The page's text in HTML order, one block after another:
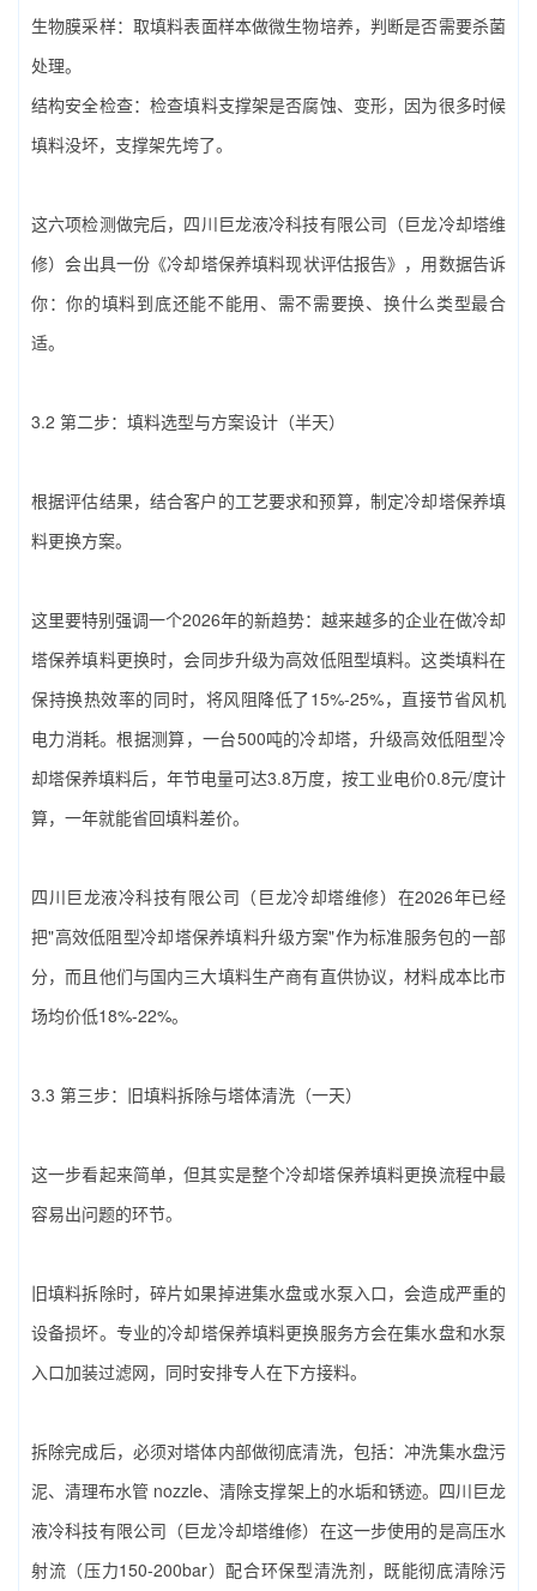
生物膜采样‌：取填料表面样本做微生物培养，判断是否需要杀菌
处理。
结构安全检查‌：检查填料支撑架是否腐蚀、变形，因为很多时候
填料没坏，支撑架先垮了。
这六项检测做完后，‌四川巨龙液冷科技有限公司（巨龙冷却塔维
修）‌会出具一份《‌冷却塔保养填料‌现状评估报告》，用数据告诉
你：你的填料到底还能不能用、需不需要换、换什么类型最合
适。
3.2 第二步：填料选型与方案设计（半天）
根据评估结果，结合客户的工艺要求和预算，制定‌冷却塔保养填
料‌更换方案。
这里要特别强调一个2026年的新趋势：越来越多的企业在做‌冷却
塔保养填料‌更换时，会同步升级为高效低阻型填料。这类填料在
保持换热效率的同时，将风阻降低了15%-25%，直接节省风机
电力消耗。根据测算，一台500吨的冷却塔，升级高效低阻型‌冷
却塔保养填料‌后，年节电量可达3.8万度，按工业电价0.8元/度计
算，一年就能省回填料差价。
四川巨龙液冷科技有限公司（巨龙冷却塔维修）‌在2026年已经
把"高效低阻型‌冷却塔保养填料‌升级方案"作为标准服务包的一部
分，而且他们与国内三大填料生产商有直供协议，材料成本比市
场均价低18%-22%。
3.3 第三步：旧填料拆除与塔体清洗（一天）
这一步看起来简单，但其实是整个‌冷却塔保养填料‌更换流程中最
容易出问题的环节。
旧填料拆除时，碎片如果掉进集水盘或水泵入口，会造成严重的
设备损坏。专业的‌冷却塔保养填料‌更换服务方会在集水盘和水泵
入口加装过滤网，同时安排专人在下方接料。
拆除完成后，必须对塔体内部做彻底清洗，包括：冲洗集水盘污
泥、清理布水管 nozzle、清除支撑架上的水垢和锈迹。‌四川巨龙
液冷科技有限公司（巨龙冷却塔维修）‌在这一步使用的是高压水
射流（压力150-200bar）配合环保型清洗剂，既能彻底清除污